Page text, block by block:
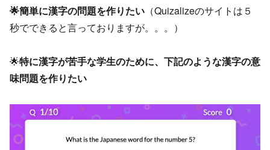
🌟簡単に漢字の問題を作りたい （Quizalizeのサイトは５
秒でできると言っておりますが。。。）
🌟特に漢字が苦手な学生のために、下記のような漢字の意
味問題を作りたい